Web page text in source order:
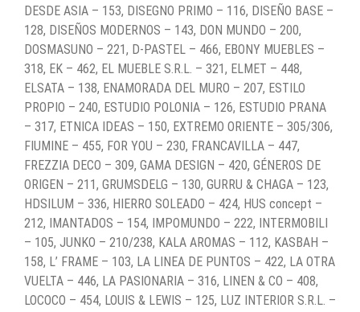
DESDE ASIA – 153, DISEGNO PRIMO – 116, DISEÑO BASE –
128, DISEÑOS MODERNOS – 143, DON MUNDO – 200,
DOSMASUNO – 221, D-PASTEL – 466, EBONY MUEBLES –
318, EK – 462, EL MUEBLE S.R.L. – 321, ELMET – 448,
ELSATA – 138, ENAMORADA DEL MURO – 207, ESTILO
PROPIO – 240, ESTUDIO POLONIA – 126, ESTUDIO PRANA
– 317, ETNICA IDEAS – 150, EXTREMO ORIENTE – 305/306,
FIUMINE – 455, FOR YOU – 230, FRANCAVILLA – 447,
FREZZIA DECO – 309, GAMA DESIGN – 420, GÉNEROS DE
ORIGEN – 211, GRUMSDELG – 130, GURRU & CHAGA – 123,
HDSILUM – 336, HIERRO SOLEADO – 424, HUS concept –
212, IMANTADOS – 154, IMPOMUNDO – 222, INTERMOBILI
– 105, JUNKO – 210/238, KALA AROMAS – 112, KASBAH –
158, L’ FRAME – 103, LA LINEA DE PUNTOS – 422, LA OTRA
VUELTA – 446, LA PASIONARIA – 316, LINEN & CO – 408,
LOCOCO – 454, LOUIS & LEWIS – 125, LUZ INTERIOR S.R.L. –